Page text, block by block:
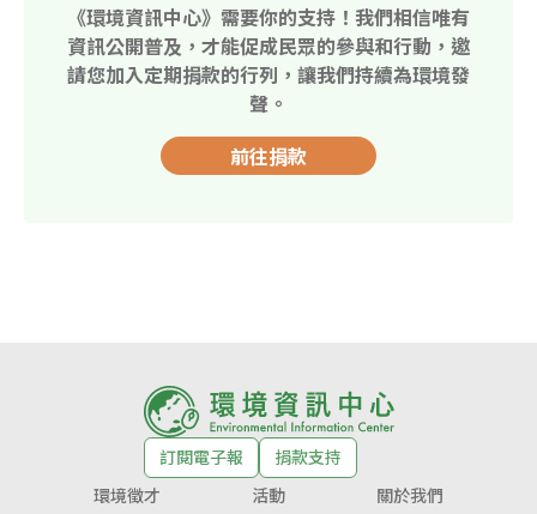
《環境資訊中心》需要你的支持！我們相信唯有
資訊公開普及，才能促成民眾的參與和行動，邀
請您加入定期捐款的行列，讓我們持續為環境發
聲。
前往捐款
訂閱電子報
捐款支持
環境徵才
活動
關於我們